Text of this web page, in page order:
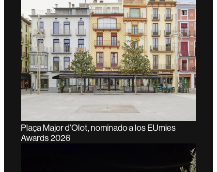
Plaça Major d’Olot, nominado a los EUmies
Awards 2026